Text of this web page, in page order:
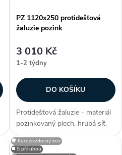
PZ 1120x250 protidešťová
žaluzie pozink
3 010 Kč
1-2 týdny
DO KOŠÍKU
Protidešťová žaluzie - materiál
pozinkovaný plech, hrubá síť,
efektivní plocha sef 0,1087 m²,
snadno přizpůsobitelné díky
◼️ S přírubou
🛡️ Korozivzdorný kov